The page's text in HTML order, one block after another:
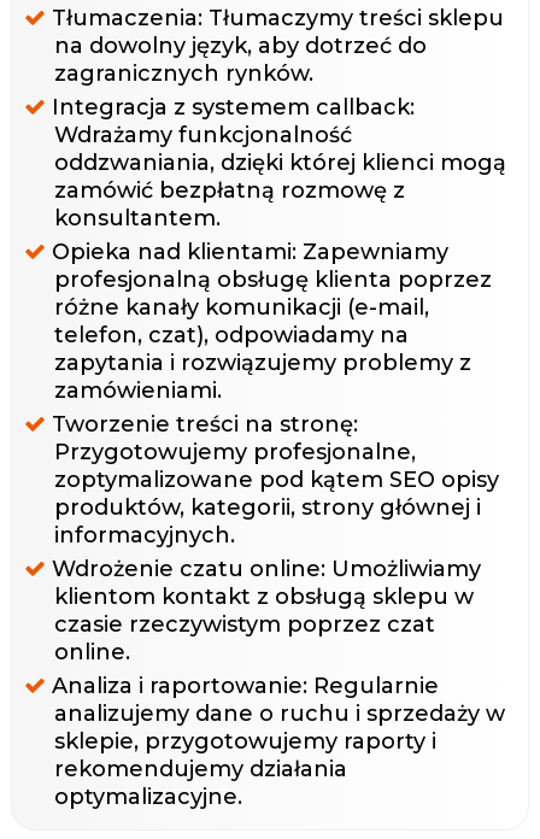
Tłumaczenia: Tłumaczymy treści sklepu
na dowolny język, aby dotrzeć do
zagranicznych rynków.
Integracja z systemem callback:
Wdrażamy funkcjonalność
oddzwaniania, dzięki której klienci mogą
zamówić bezpłatną rozmowę z
konsultantem.
Opieka nad klientami: Zapewniamy
profesjonalną obsługę klienta poprzez
różne kanały komunikacji (e-mail,
telefon, czat), odpowiadamy na
zapytania i rozwiązujemy problemy z
zamówieniami.
Tworzenie treści na stronę:
Przygotowujemy profesjonalne,
zoptymalizowane pod kątem SEO opisy
produktów, kategorii, strony głównej i
informacyjnych.
Wdrożenie czatu online: Umożliwiamy
klientom kontakt z obsługą sklepu w
czasie rzeczywistym poprzez czat
online.
Analiza i raportowanie: Regularnie
analizujemy dane o ruchu i sprzedaży w
sklepie, przygotowujemy raporty i
rekomendujemy działania
optymalizacyjne.